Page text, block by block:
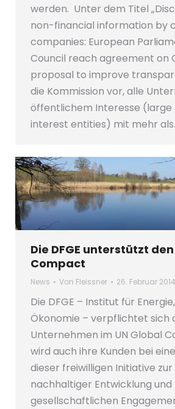
werden. Unter dem Titel
non-financial information by
companies: European
Council reach agreement on
proposal to improve
die Kommission vor, alle
öffentlichem Interesse (large
interest entities) mit mehr
Die DFGE unterstützt
Compact
News Von Fleissner 26. Februar 2014
Die DFGE – Institut für
Ökonomie – verpflichtet sich
Unternehmen im UN Global
wird auch ihre Kunden bei
dieser freiwilligen Initiative
nachhaltiger Entwicklung und
gesellschaftlichen